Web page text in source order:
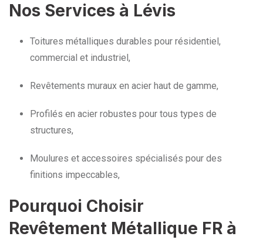
Nos Services à Lévis
Toitures métalliques durables pour résidentiel,
commercial et industriel,
Revêtements muraux en acier haut de gamme,
Profilés en acier robustes pour tous types de
structures,
Moulures et accessoires spécialisés pour des
finitions impeccables,
Pourquoi Choisir
Revêtement Métallique FR à